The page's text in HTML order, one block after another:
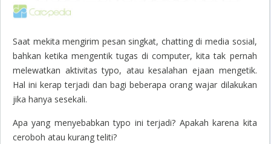
Saat mekita mengirim pesan singkat, chatting di media sosial,
bahkan ketika mengentik tugas di computer, kita tak pernah
melewatkan aktivitas typo, atau kesalahan ejaan mengetik.
Hal ini kerap terjadi dan bagi beberapa orang wajar dilakukan
jika hanya sesekali.
Apa yang menyebabkan typo ini terjadi? Apakah karena kita
ceroboh atau kurang teliti?